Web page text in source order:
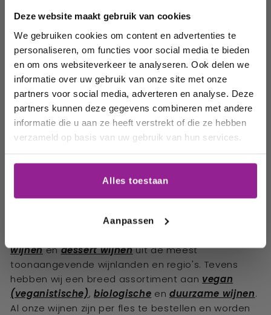
Deze website maakt gebruik van cookies
We gebruiken cookies om content en advertenties te
personaliseren, om functies voor social media te bieden
en om ons websiteverkeer te analyseren. Ook delen we
informatie over uw gebruik van onze site met onze
partners voor social media, adverteren en analyse. Deze
partners kunnen deze gegevens combineren met andere
informatie die u aan ze heeft verstrekt of die ze hebben
verzameld op basis van uw gebruik van hun services.
Alles toestaan
Aanpassen
voor wijnliefhebbers die op zoek zijn naar unieke
smaken en aroma's. Met hun kenmerkende kruidige
en fruitige aroma's en smaken, passen ze perfect
bij een breed scala aan voedingsmiddelen en zijn
ze een aanwinst voor elke wijnverzameling.
bestellen bij BergoVino?
assortiment bestaat uit exclusieve
wijnen en dessert wijnen uit de meest
toonaangevende wijnlanden en regio's. Tevens
hebben wij een breed assortiment aan vegan
(veganistische), biologische en duurzame wijnen.
Al onze wijnen zijn per fles te bestellen en worden
volgende
order!
Wij houden u graag op de
hoogte van onze acties,
wijnhuizen en uw
favoriete wijnen!